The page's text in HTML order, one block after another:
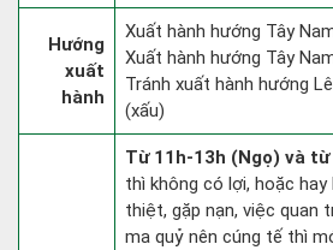
Hướng
xuất
hành
Xuất hành hướng Tây
Xuất hành hướng Tây
Tránh xuất hành hướng
(xấu)
Từ 11h-13h (Ngọ) và
thì không có lợi, hoặc hay
thiệt, gặp nạn, việc quan
ma quỷ nên cúng tế thì